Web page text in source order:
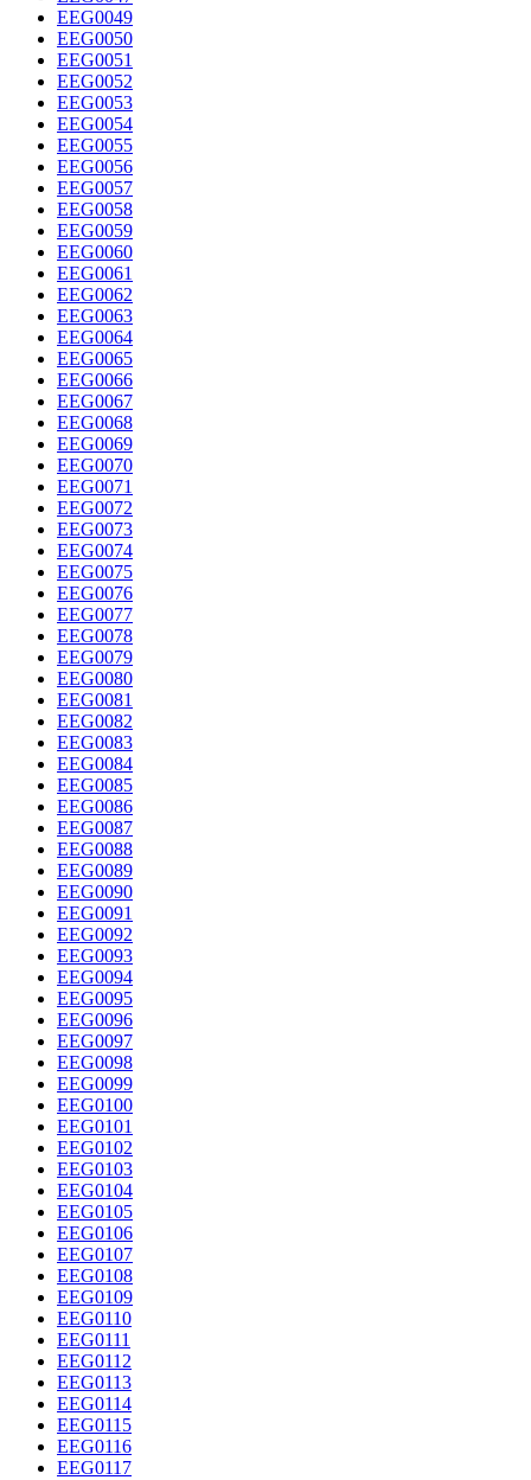
EEG0049
EEG0050
EEG0051
EEG0052
EEG0053
EEG0054
EEG0055
EEG0056
EEG0057
EEG0058
EEG0059
EEG0060
EEG0061
EEG0062
EEG0063
EEG0064
EEG0065
EEG0066
EEG0067
EEG0068
EEG0069
EEG0070
EEG0071
EEG0072
EEG0073
EEG0074
EEG0075
EEG0076
EEG0077
EEG0078
EEG0079
EEG0080
EEG0081
EEG0082
EEG0083
EEG0084
EEG0085
EEG0086
EEG0087
EEG0088
EEG0089
EEG0090
EEG0091
EEG0092
EEG0093
EEG0094
EEG0095
EEG0096
EEG0097
EEG0098
EEG0099
EEG0100
EEG0101
EEG0102
EEG0103
EEG0104
EEG0105
EEG0106
EEG0107
EEG0108
EEG0109
EEG0110
EEG0111
EEG0112
EEG0113
EEG0114
EEG0115
EEG0116
EEG0117